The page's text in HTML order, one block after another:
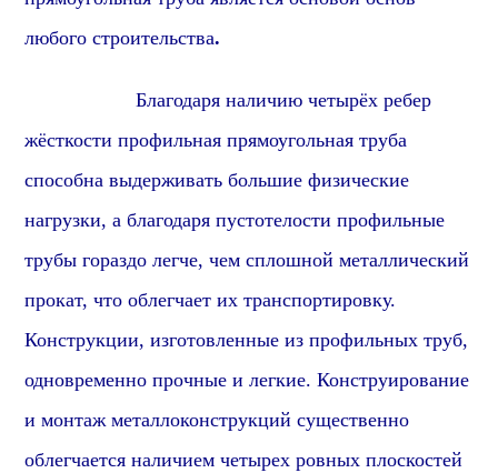
любого строительства.
Благодаря наличию четырёх ребер
жёсткостипрофильнаяпрямоугольная труба
способна выдерживать большие физические
нагрузки, а благодаря пустотелостипрофильные
трубы гораздо легче, чем сплошной металлический
прокат, что облегчает их транспортировку.
Конструкции, изготовленные изпрофильных труб,
одновременно прочные и легкие. Конструирование
и монтаж металлоконструкций существенно
облегчается наличием четырех ровных плоскостей